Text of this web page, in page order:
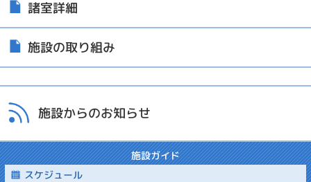
諸室詳細
施設の取り組み
施設からのお知らせ
施設ガイド
スケジュール